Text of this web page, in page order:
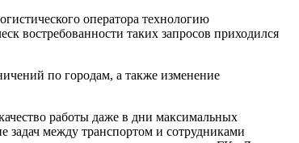
оператора технологию
востребованности таких запросов приходился
по городам, а также изменение
работы даже в дни максимальных
задач между транспортом и сотрудниками